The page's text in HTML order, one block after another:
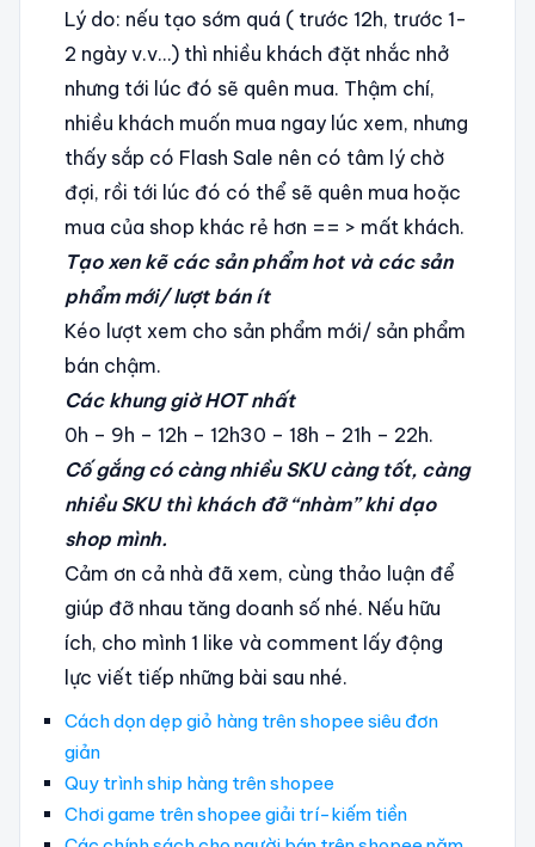
Lý do: nếu tạo sớm quá ( trước 12h, trước 1-
2 ngày v.v…) thì nhiều khách đặt nhắc nhở
nhưng tới lúc đó sẽ quên mua. Thậm chí,
nhiều khách muốn mua ngay lúc xem, nhưng
thấy sắp có Flash Sale nên có tâm lý chờ
đợi, rồi tới lúc đó có thể sẽ quên mua hoặc
mua của shop khác rẻ hơn == > mất khách.
Tạo xen kẽ các sản phẩm hot và các sản
phẩm mới/ lượt bán ít
Kéo lượt xem cho sản phẩm mới/ sản phẩm
bán chậm.
Các khung giờ HOT nhất
0h – 9h – 12h – 12h30 – 18h – 21h – 22h.
Cố gắng có càng nhiều SKU càng tốt, càng
nhiều SKU thì khách đỡ “nhàm” khi dạo
shop mình.
Cảm ơn cả nhà đã xem, cùng thảo luận để
giúp đỡ nhau tăng doanh số nhé. Nếu hữu
ích, cho mình 1 like và comment lấy động
lực viết tiếp những bài sau nhé.
Cách dọn dẹp giỏ hàng trên shopee siêu đơn
giản
Quy trình ship hàng trên shopee
Chơi game trên shopee giải trí-kiếm tiền